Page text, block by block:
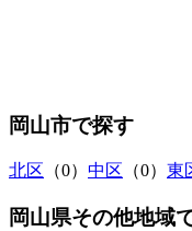
岡山市で探す
北区 （0） 中区 （0） 東
岡山県その他地域